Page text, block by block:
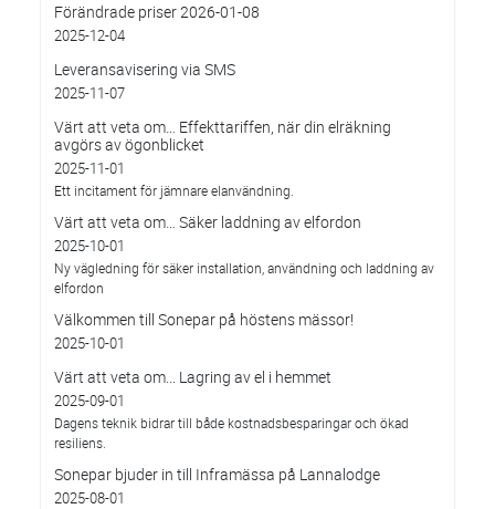
Förändrade priser 2026-01-08
2025-12-04
Leveransavisering via SMS
2025-11-07
Värt att veta om… Effekttariffen, när din elräkning
avgörs av ögonblicket
2025-11-01
Ett incitament för jämnare elanvändning.
Värt att veta om… Säker laddning av elfordon
2025-10-01
Ny vägledning för säker installation, användning och laddning av
elfordon
Välkommen till Sonepar på höstens mässor!
2025-10-01
Värt att veta om... Lagring av el i hemmet
2025-09-01
Dagens teknik bidrar till både kostnadsbesparingar och ökad
resiliens.
Sonepar bjuder in till Inframässa på Lannalodge
2025-08-01